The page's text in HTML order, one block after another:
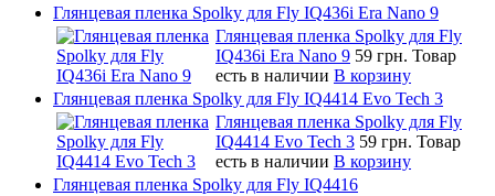
Глянцевая пленка Spolky для Fly IQ436i Era Nano 9
Глянцевая пленка Spolky для Fly
IQ436i Era Nano 9 59 грн. Товар
есть в наличии В корзину
Глянцевая пленка Spolky для Fly IQ4414 Evo Tech 3
Глянцевая пленка Spolky для Fly
IQ4414 Evo Tech 3 59 грн. Товар
есть в наличии В корзину
Глянцевая пленка Spolky для Fly IQ4416